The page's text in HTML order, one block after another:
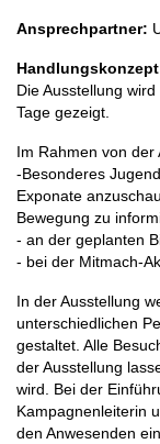
Ansprechpartner:
Die Ausstellung
Tage gezeigt.
Im Rahmen von
-Besonderes
Exponate
Bewegung zu
- an der geplanten
- bei der Mitmach-
In der Ausstellung
unterschiedlichen
gestaltet. Alle
der Ausstellung
wird. Bei der
Kampagnenleiterin
den Anwesenden